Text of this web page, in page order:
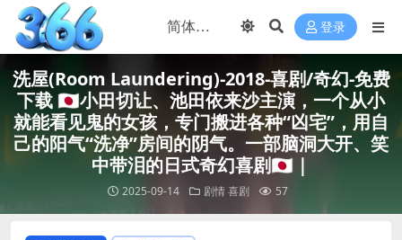
登录
洗屋(Room Laundering)-2018-喜剧/奇幻-免费
下载 🇯🇵小田切让、池田依来沙主演，一个从小
就能看见鬼的女孩，专门搬进各种“凶宅”，用自
己的阳气“洗净”房间的阴气。一部脑洞大开、笑
中带泪的日式奇幻喜剧🇯🇵｜
2025-09-14 剧情 喜剧 57